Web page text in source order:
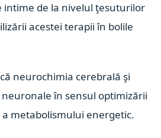
intime de la nivelul ţesuturilor
acestei terapii în bolile
neurochimia cerebrală şi
în sensul optimizării
metabolismului energetic.